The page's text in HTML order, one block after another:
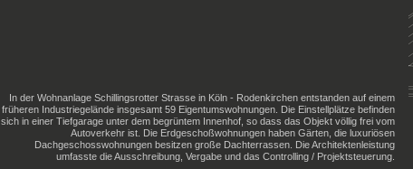
In der Wohnanlage Schillingsrotter Strasse in Köln - Rodenkirchen entstanden auf einem
früheren Industriegelände insgesamt 59 Eigentumswohnungen. Die Einstellplätze befinden
sich in einer Tiefgarage unter dem begrüntem Innenhof, so dass das Objekt völlig frei vom
Autoverkehr ist. Die Erdgeschoßwohnungen haben Gärten, die luxuriösen
Dachgeschosswohnungen besitzen große Dachterrassen. Die Architektenleistung
umfasste die Ausschreibung, Vergabe und das Controlling / Projektsteuerung.